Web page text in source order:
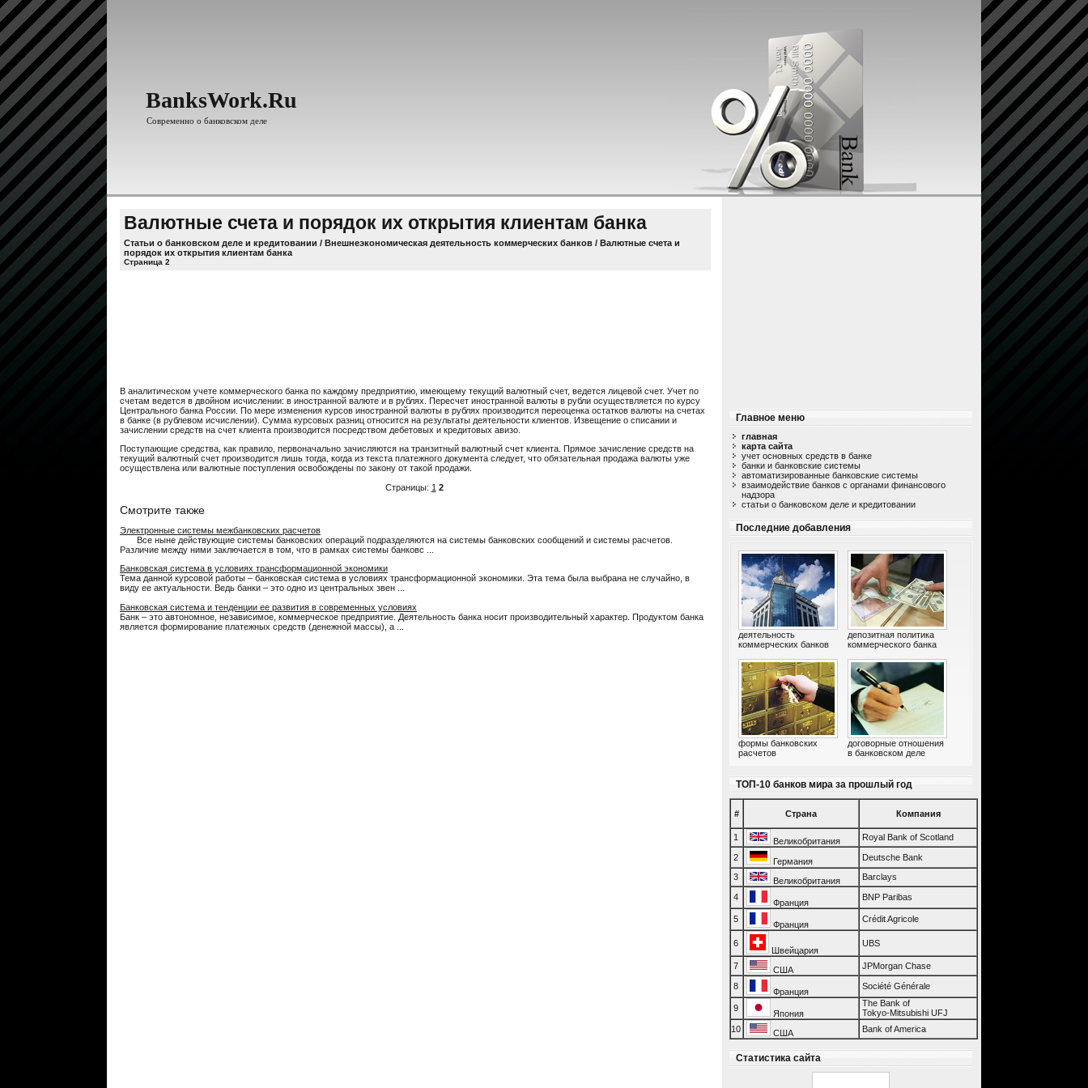
BanksWork.Ru
Современно о банковском деле
Главное меню
главная
карта сайта
учет основных средств в банке
банки и банковские системы
автоматизированные банковские системы
взаимодействие банков с органами финансового
надзора
статьи о банковском деле и кредитовании
Последние добавления
деятельность
коммерческих банков
депозитная политика
коммерческого банка
формы банковских
расчетов
договорные отношения
в банковском деле
ТОП-10 банков мира за прошлый год
# Страна Компания
1 Великобритания Royal Bank of Scotland
2 Германия
Deutsche Bank
3
Великобритания Barclays
4
Франция
BNP Paribas
5
Франция
Crédit Agricole
6
Швейцария
UBS
7 США JPMorgan Chase
8
Франция
Société Générale
9
Япония
The Bank of
Tokyo-Mitsubishi UFJ
10
США Bank of America
Статистика сайта
Валютные счета и порядок их открытия клиентам банка
Статьи о банковском деле и кредитовании / Внешнеэкономическая деятельность коммерческих банков / Валютные счета и
порядок их открытия клиентам банка
Страница 2
В аналитическом учете коммерческого банка по каждому предприятию, имеющему текущий валютный счет, ведется лицевой счет. Учет по
счетам ведется в двойном исчислении: в иностранной валюте и в руб­лях. Пересчет иностранной валюты в рубли осуществ­ляется по курсу
Центрального банка России. По мере изменения курсов иностранной валюты в рублях про­изводится переоценка остатков валюты на счетах
в банке (в рублевом исчислении). Сумма курсовых разниц относится на результаты деятельности клиен­тов. Извещение о списании и
зачислении средств на счет клиента производится посредством дебетовых и кредитовых авизо.
Поступающие средства, как правило, первоначаль­но зачисляются на транзитный валютный счет клиен­та. Прямое зачисление средств на
текущий валютный счет производится лишь тогда, когда из текста платеж­ного документа следует, что обязательная продажа валюты уже
осуществлена или валютные поступления освобождены по закону от такой продажи.
Страницы: 1 2
Смотрите также
Электронные системы межбанковских расчетов
Все ныне действующие системы банковских операций подразделяются на системы банковских сообщений и системы расчетов.
Различие между ними заключается в том, что в рамках системы банковс ...
Банковская система в условиях трансформационной экономики
Тема данной курсовой работы – банковская система в условиях трансформационной экономики. Эта тема была выбрана не случайно, в
виду ее актуальности. Ведь банки – это одно из центральных звен ...
Банковская система и тенденции ее развития в современных условиях
Банк – это автономное, независимое, коммерческое предприятие. Деятельность банка носит производительный характер. Продуктом банка
является формирование платежных средств (денежной массы), а ...